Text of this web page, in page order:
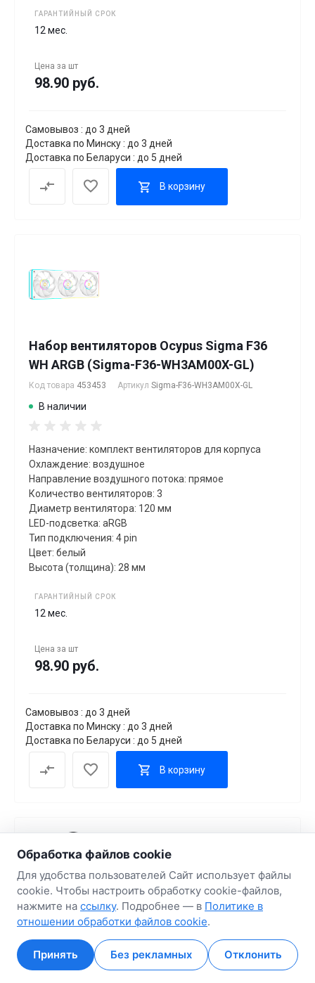
Главная Кабинет Избранные Сравнение
Главная Кабинет Избранные Сравнение
ГАРАНТИЙНЫЙ СРОК
12 мес.
Цена за шт
98.90 руб.
Самовывоз : до 3 дней
Доставка по Минску : до 3 дней
Доставка по Беларуси : до 5 дней
В корзину
Набор вентиляторов Ocypus Sigma F36
WH ARGB (Sigma-F36-WH3AM00X-GL)
Код товара 453453 Артикул Sigma-F36-WH3AM00X-GL
В наличии
Назначение: комплект вентиляторов для корпуса
Охлаждение: воздушное
Направление воздушного потока: прямое
Количество вентиляторов: 3
Диаметр вентилятора: 120 мм
LED-подсветка: aRGB
Тип подключения: 4 pin
Цвет: белый
Высота (толщина): 28 мм
ГАРАНТИЙНЫЙ СРОК
12 мес.
Цена за шт
98.90 руб.
Самовывоз : до 3 дней
Доставка по Минску : до 3 дней
Доставка по Беларуси : до 5 дней
В корзину
Корпус Ocypus Delta C70 BK ARGB (Delta-
C70-BKG400XX-GL)
Код товара453499 АртикулDelta-C70-BKG400XX-GL
Обработка файлов cookie
Для удобства пользователей Сайт использует файлы
cookie. Чтобы настроить обработку cookie-файлов,
нажмите на ссылку. Подробнее — в Политике в
отношении обработки файлов cookie.
Принять Без рекламных Отклонить